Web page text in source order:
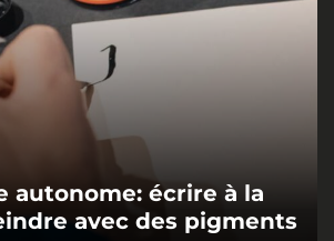
autonome: écrire à la
avec des pigments